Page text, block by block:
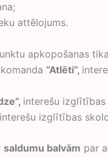
attēlojums.
apkopošanas
“Atlēti”,
interešu izglītības
interešu izglītības
saldumu balvām par